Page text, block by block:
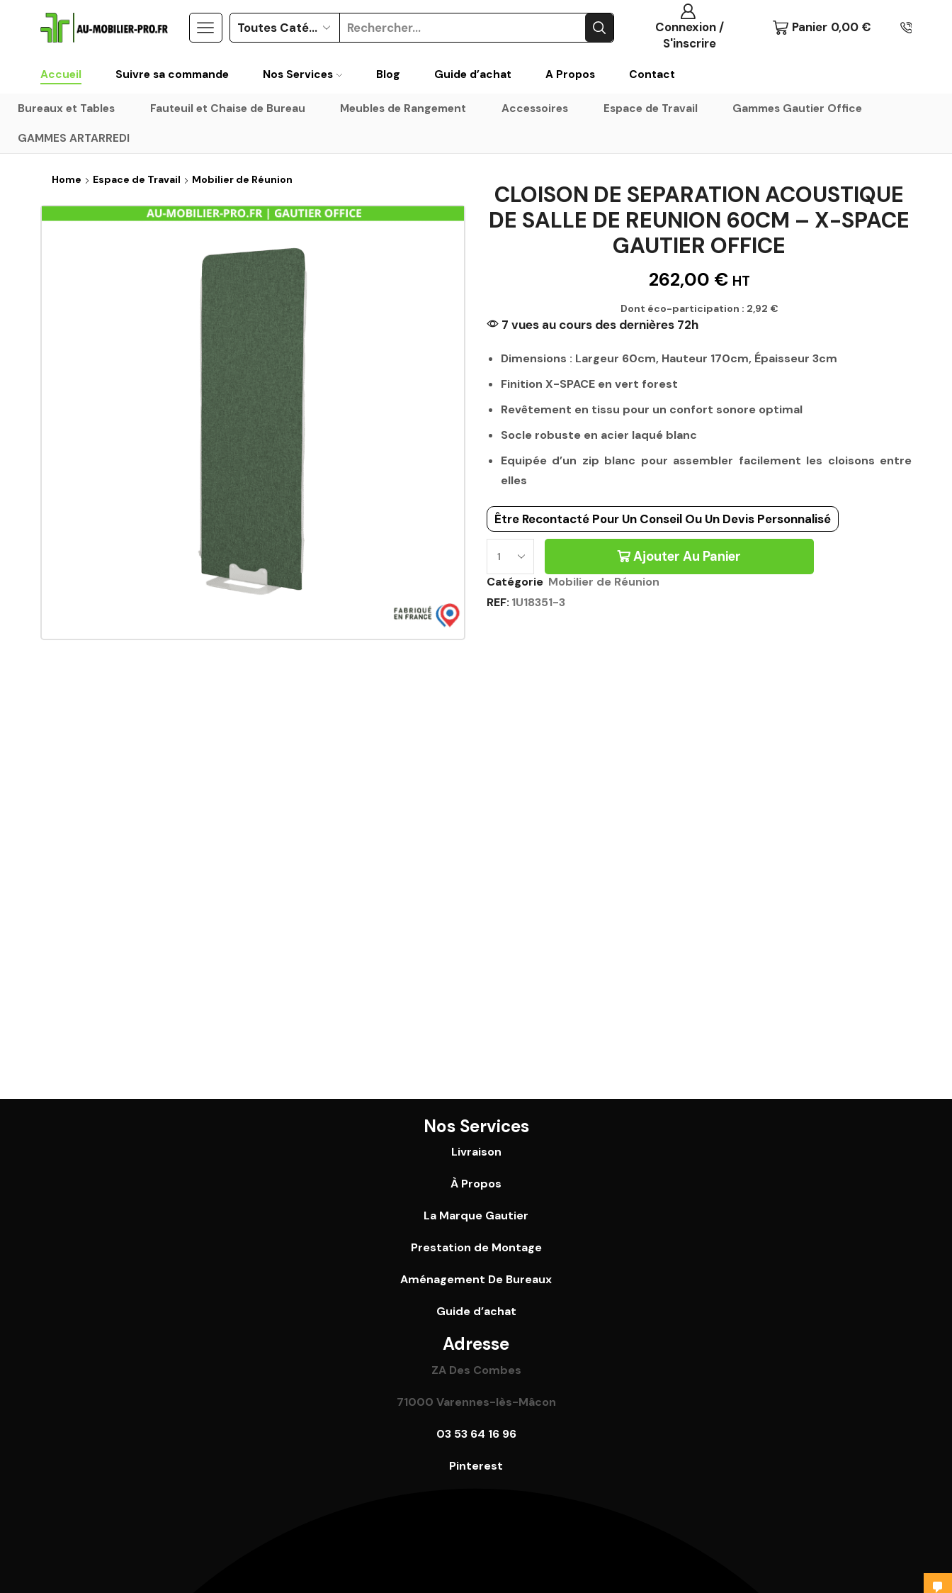
Connexion /
S'inscrire
Panier 0,00 €
Accueil Suivre sa commande Nos Services Blog Guide d’achat A Propos Contact
Bureaux et Tables Fauteuil et Chaise de Bureau Meubles de Rangement Accessoires Espace de Travail Gammes Gautier Office
GAMMES ARTARREDI
Home Espace de Travail Mobilier de Réunion
CLOISON DE SEPARATION ACOUSTIQUE
DE SALLE DE REUNION 60CM – X-SPACE
GAUTIER OFFICE
262,00 € HT
Dont éco-participation : 2,92 €
7 vues au cours des dernières 72h
Dimensions : Largeur 60cm, Hauteur 170cm, Épaisseur 3cm
Finition X-SPACE en vert forest
Revêtement en tissu pour un confort sonore optimal
Socle robuste en acier laqué blanc
Equipée d’un zip blanc pour assembler facilement les cloisons entre
elles
Être Recontacté Pour Un Conseil Ou Un Devis Personnalisé
CLOISON
DE
SEPARATION
ACOUSTIQUE
Ajouter Au Panier
Catégorie Mobilier de Réunion
REF: 1U18351-3
Nos Services
Livraison
À Propos
La Marque Gautier
Prestation de Montage
Aménagement De Bureaux
Guide d’achat
Adresse
ZA Des Combes
71000 Varennes-lès-Mâcon
03 53 64 16 96
Pinterest